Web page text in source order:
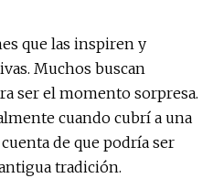
que las inspiren y
Muchos buscan
ser el momento sorpresa.
cuando cubrí a una
de que podría ser
tradición.